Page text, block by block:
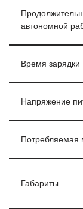
автономной
Время зарядки
Напряжение
Потребляемая
Габариты